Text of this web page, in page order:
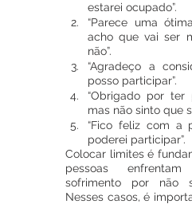
estarei ocupado”.
“Parece uma
acho que vai ser
não”.
“Agradeço a
posso participar”.
“Obrigado por ter
mas não sinto que
“Fico feliz com a
poderei participar”.
Colocar limites é
pessoas
sofrimento por não
Nesses casos, é